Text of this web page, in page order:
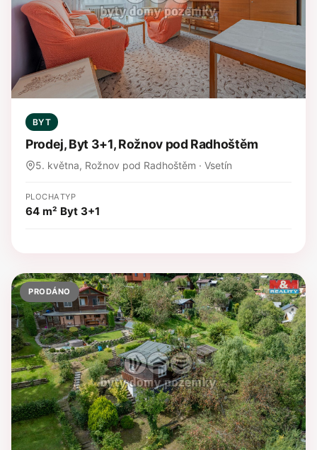
BYT
Prodej, Byt 3+1, Rožnov pod Radhoštěm
5. května, Rožnov pod Radhoštěm · Vsetín
PLOCHA
64 m²
TYP
Byt 3+1
PRODÁNO